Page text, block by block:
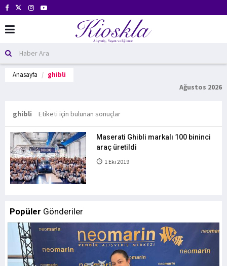
Anasayfa ghibli
Ağustos 2026
ghibli Etiketi için bulunan sonuçlar
Maserati Ghibli markalı 100 bininci
araç üretildi
1 Eki 2019
Popüler Gönderiler